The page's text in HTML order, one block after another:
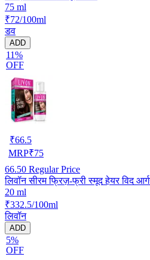
75 ml
₹72/100ml
डव
ADD
11%
OFF
₹66.5
MRP₹75
66.50 Regular Price
लिवॉन सीरम फ्रिज़-फ्री स्मूद हेयर विद
20 ml
₹332.5/100ml
लिवॉन
ADD
5%
OFF